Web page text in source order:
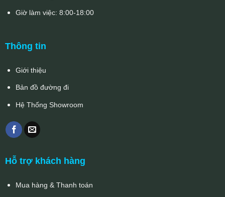
Giờ làm việc: 8:00-18:00
Thông tin
Giới thiệu
Bản đồ đường đi
Hệ Thống Showroom
Hỗ trợ khách hàng
Mua hàng & Thanh toán